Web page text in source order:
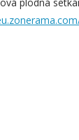
plodná